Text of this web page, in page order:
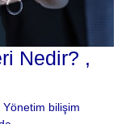
Nedir? ,
bilişim